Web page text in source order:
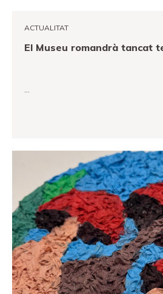
ACTUALITAT
El Museu romandrà tancat
…